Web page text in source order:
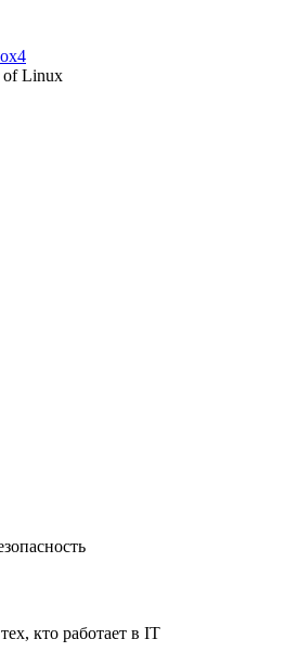
of Linux
кто работает в IT